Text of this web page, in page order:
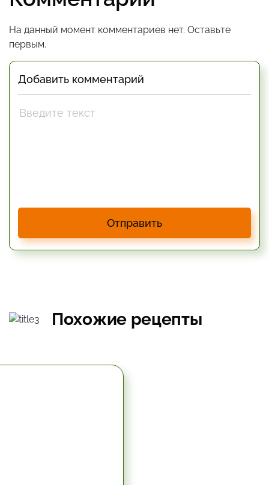
На данный момент комментариев нет. Оставьте
первым.
Добавить комментарий
Отправить
Похожие рецепты